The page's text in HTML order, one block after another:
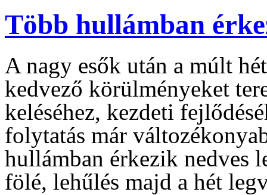
Több hullámban
A nagy esők után a múlt
kedvező körülményeket
keléséhez, kezdeti
folytatás már
hullámban érkezik nedves
fölé, lehűlés majd a hét